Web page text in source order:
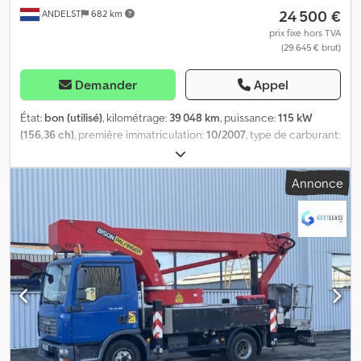
complémentaires = Année de construction : 2015. Type de
transmission : à roues. PTAC : 7 490 kg. Marquage CE : oui.
Codpfxezpvkbo Ak Ujrf = Informations sur l’entreprise = Pour plus
ANDELST 682 km 24 500 €
prix fixe hors TVA
(29 645 € brut)
Demander Appel
État: bon (utilisé), kilométrage: 39 048 km, puissance:115 kW
(156,36 ch), première immatriculation:10/2007, type de carburant:
215/75 17.5
4x2, empattement:3 550 mm, carburant:diesel, cabine
mécanique,
, nombre de sièges:2,
longueur totale:7 800 mm
, hauteur
3 500 mm, charge admissible sur essieu (essieu 1): 3 400 kg,
charge maximale autorisée par essieu (essieu 2):4 600 kg
, Année
de construction:2007 , Équipement:ABS, = Autres options et
équipements = - Suspensions à lames avant et arrière - Feux
clignotants - Toit ouvrant - Radio/lecteur CD - Prise de force
(PDF) = Remarques = - Nacelle élévatrice Wumag Elevant (Type :
WT 170) - Hauteur de travail : 17 mètres - Max : 280 kg (2 personnes
+ 120 kg) - 4 fois stabilisée - Boîte de vitesses manuelle -
Annonce